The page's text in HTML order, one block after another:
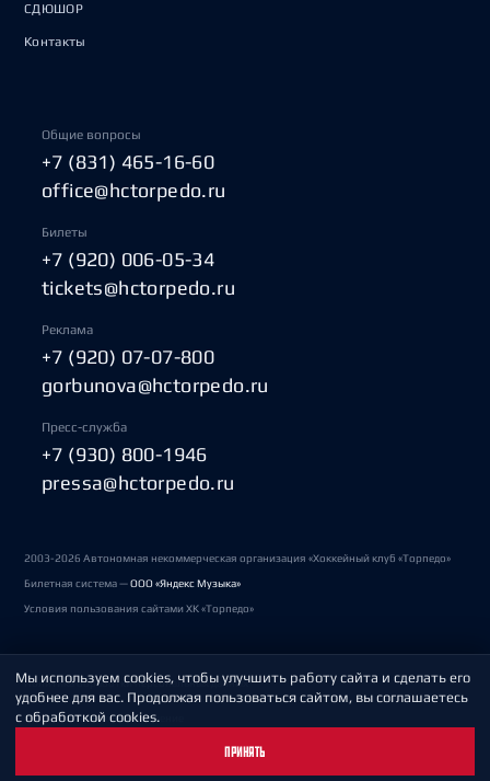
СДЮШОР
Контакты
Общие вопросы
+7 (831) 465-16-60
office@hctorpedo.ru
Билеты
+7 (920) 006-05-34
tickets@hctorpedo.ru
Реклама
+7 (920) 07-07-800
gorbunova@hctorpedo.ru
Пресс-служба
+7 (930) 800-1946
pressa@hctorpedo.ru
2003-2026 Автономная некоммерческая организация «Хоккейный клуб «Торпедо»
Билетная система —ООО «Яндекс Музыка»
Условия пользования сайтами ХК «Торпедо»
Политика обработки персональных данных
Пользовательское соглашение
Мы используем cookies, чтобы улучшить работу сайта и сделать его
удобнее для вас. Продолжая пользоваться сайтом, вы соглашаетесь
с обработкой cookies.
ПРИНЯТЬ